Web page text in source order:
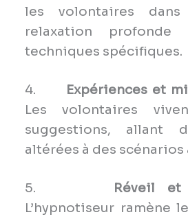
les volontaires
relaxation
techniques spécifiques.
4. Expériences et
Les volontaires
suggestions, allant
altérées à des scénarios
5. Réveil et
L’hypnotiseur ramène